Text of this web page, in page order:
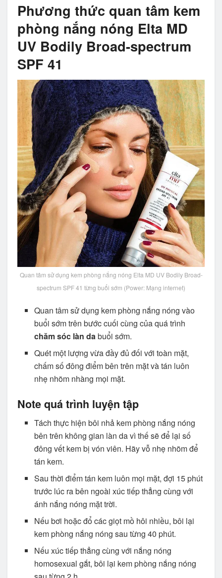
Phương thức quan tâm kem
phòng nắng nóng Elta MD
UV Bodily Broad-spectrum
SPF 41
Quan tâm sử dụng kem phòng nắng nóng Elta MD UV Bodily Broad-
spectrum SPF 41 từng buổi sớm (Power: Mạng internet)
Quan tâm sử dụng kem phòng nắng nóng vào
buổi sớm trên bước cuối cùng của quá trình
chăm sóc làn dabuổi sớm.
Quét một lượng vừa đầy đủ đối với toàn mặt,
chấm số đông điểm bên trên mặt và tán luôn
nhẹ nhõm nhàng mọi mặt.
Note quá trình luyện tập
Tách thực hiện bôi nhả kem phòng nắng nóng
bên trên không gian làn da vì thế sẽ để lại số
đông vết kem bị vón viên. Hãy vỗ nhẹ nhõm để
tán kem.
Sau thời điểm tán kem luôn mọi mặt, đợi 15 phút
trước lúc ra bên ngoài xúc tiếp thẳng cùng với
ánh nắng nóng mặt trời.
Nếu bơi hoặc đổ các giọt mồ hôi nhiều, bôi lại
kem phòng nắng nóng sau từng 40 phút.
Nếu xúc tiếp thẳng cùng với nắng nóng
homosexual gắt, bôi lại kem phòng nắng nóng